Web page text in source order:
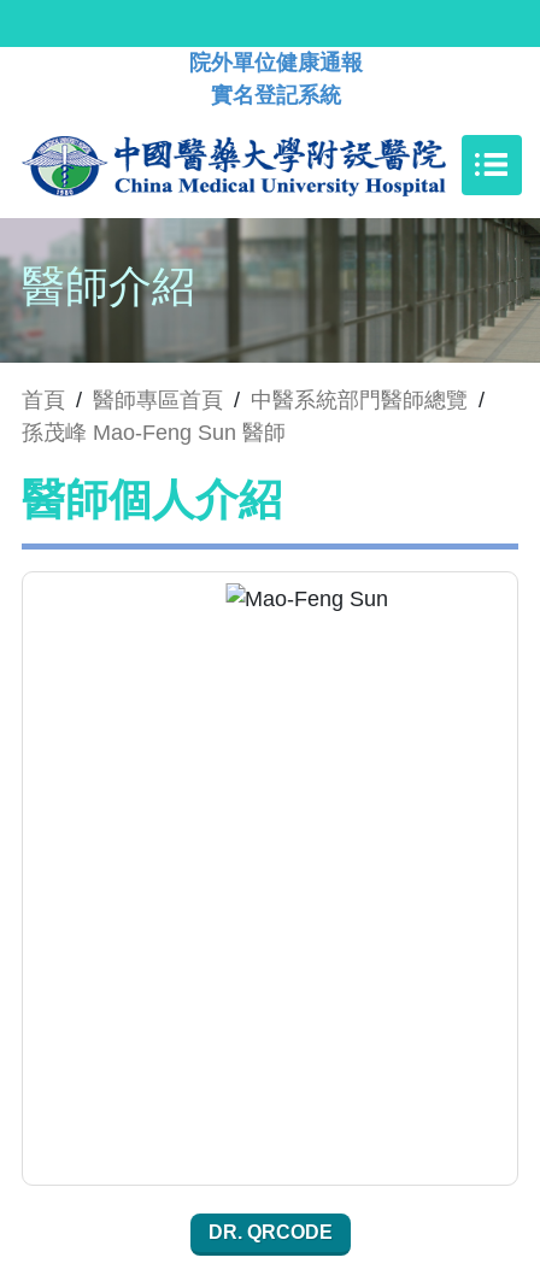
院外單位健康通報
實名登記系統
醫師介紹
首頁 / 醫師專區首頁 / 中醫系統部門醫師總覽 /
孫茂峰 Mao-Feng Sun 醫師
醫師個人介紹
DR. QRCODE